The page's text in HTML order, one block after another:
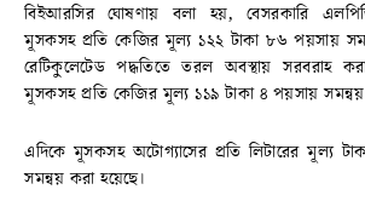
বিইআরসির ঘোষণায় বলা হয়, বেসরকারি
মূসকসহ প্রতি কেজির মূল্য ১২২ টাকা ৮৬ পয়সায়
রেটিকুলেটেড পদ্ধতিতে তরল অবস্থায় সরবরাহ
মূসকসহ প্রতি কেজির মূল্য ১১৯ টাকা ৪ পয়সায় সমন্বয়
এদিকে মূসকসহ অটোগ্যাসের প্রতি লিটারের মূল্য
সমন্বয় করা হয়েছে।